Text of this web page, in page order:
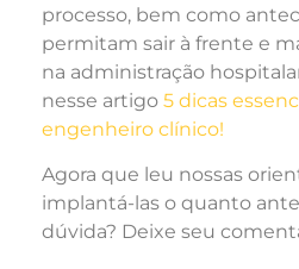
processo, bem como
permitam sair à frente e
na administração
nesse artigo 5 dicas
engenheiro clínico!
Agora que leu nossas
implantá-las o quanto
dúvida? Deixe seu